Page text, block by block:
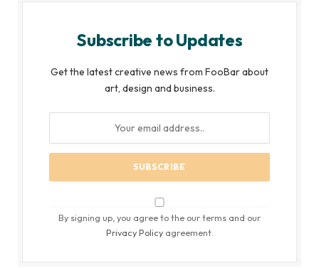
Subscribe to Updates
Get the latest creative news from FooBar about
art, design and business.
By signing up, you agree to the our terms and our
Privacy Policyagreement.